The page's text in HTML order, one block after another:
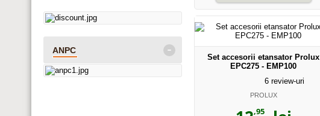
Set accesorii etansator Prolux
EPC275 - EMP100
6 review-uri
PROLUX
,95
ANPC -